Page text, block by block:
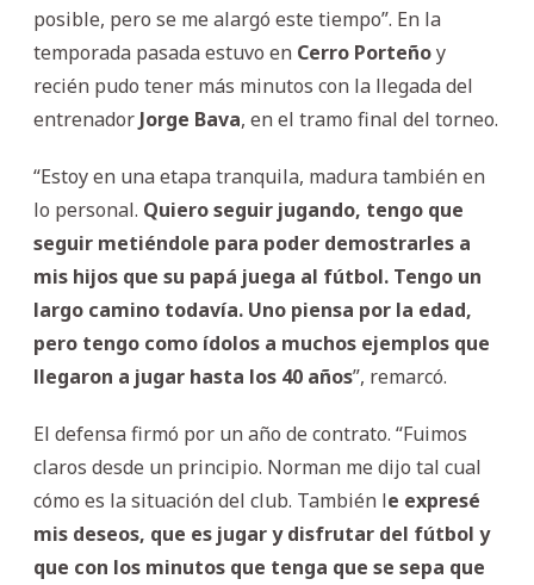
posible, pero se me alargó este tiempo”. En la
temporada pasada estuvo en Cerro Porteñoy
recién pudo tener más minutos con la llegada del
entrenador Jorge Bava, en el tramo final del torneo.
“Estoy en una etapa tranquila, madura también en
lo personal. Quiero seguir jugando, tengo que
seguir metiéndole para poder demostrarles a
mis hijos que su papá juega al fútbol. Tengo un
largo camino todavía. Uno piensa por la edad,
pero tengo como ídolos a muchos ejemplos que
llegaron a jugar hasta los 40 años”, remarcó.
El defensa firmó por un año de contrato. “Fuimos
claros desde un principio. Norman me dijo tal cual
cómo es la situación del club. También le expresé
mis deseos, que es jugar y disfrutar del fútbol y
que con los minutos que tenga que se sepa que